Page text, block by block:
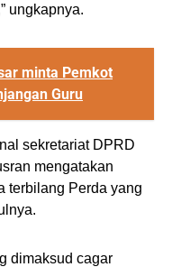
ungkapnya.
minta Pemkot
Guru
sekretariat DPRD
mengatakan
terbilang Perda yang
dimaksud cagar